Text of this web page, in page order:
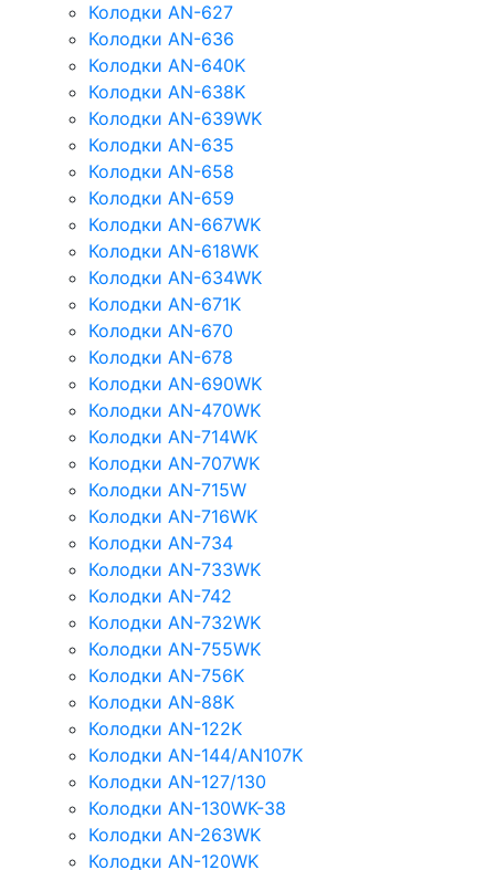
Колодки AN-627
Колодки AN-636
Колодки AN-640K
Колодки AN-638K
Колодки AN-639WK
Колодки AN-635
Колодки AN-658
Колодки AN-659
Колодки AN-667WK
Колодки AN-618WK
Колодки AN-634WK
Колодки AN-671K
Колодки AN-670
Колодки AN-678
Колодки AN-690WK
Колодки AN-470WK
Колодки AN-714WK
Колодки AN-707WK
Колодки AN-715W
Колодки AN-716WK
Колодки AN-734
Колодки AN-733WK
Колодки AN-742
Колодки AN-732WK
Колодки AN-755WK
Колодки AN-756K
Колодки AN-88K
Колодки AN-122K
Колодки AN-144/AN107K
Колодки AN-127/130
Колодки AN-130WK-38
Колодки AN-263WK
Колодки AN-120WK